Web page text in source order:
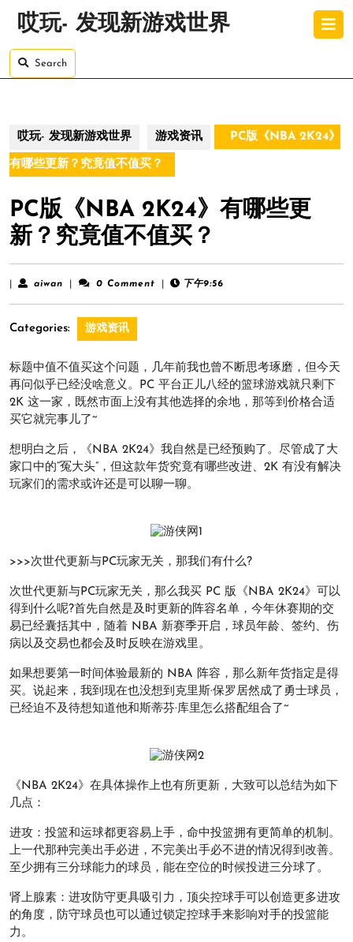
哎玩- 发现新游戏世界
Search
哎玩- 发现新游戏世界 游戏资讯 PC版《NBA 2K24》
有哪些更新？究竟值不值买？
PC版《NBA 2K24》有哪些更
新？究竟值不值买？
aiwan aiwan 0 Comment 下午9:56
Categories: 游戏资讯
标题中值不值买这个问题，几年前我也曾不断思考琢磨，但今天
再问似乎已经没啥意义。PC 平台正儿八经的篮球游戏就只剩下
2K 这一家，既然市面上没有其他选择的余地，那等到价格合适
买它就完事儿了~
想明白之后，《NBA 2K24》我自然是已经预购了。尽管成了大
家口中的“冤大头”，但这款年货究竟有哪些改进、2K 有没有解决
玩家们的需求或许还是可以聊一聊。
>>>次世代更新与PC玩家无关，那我们有什么?
次世代更新与PC玩家无关，那么我买 PC 版《NBA 2K24》可以
得到什么呢?首先自然是及时更新的阵容名单，今年休赛期的交
易已经囊括其中，随着 NBA 新赛季开启，球员年龄、签约、伤
病以及交易也都会及时反映在游戏里。
如果想要第一时间体验最新的 NBA 阵容，那么新年货指定是得
买。说起来，我到现在也没想到克里斯·保罗居然成了勇士球员，
已经迫不及待想知道他和斯蒂芬·库里怎么搭配组合了~
《NBA 2K24》在具体操作上也有所更新，大致可以总结为如下
几点：
进攻：投篮和运球都更容易上手，命中投篮拥有更简单的机制。
上一代那种完美出手必进，不完美出手必不进的情况得到改善。
至少拥有三分球能力的球员，能在空位的时候投进三分球了。
肾上腺素：进攻防守更具吸引力，顶尖控球手可以创造更多进攻
的角度，防守球员也可以通过锁定控球手来影响对手的投篮能
力。